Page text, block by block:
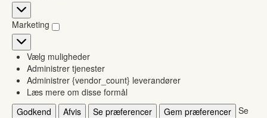
Statistikker
Marketing
Marketing
Vælg muligheder
Administrer tjenester
Administrer {vendor_count} leverandører
Læs mere om disse formål
Godkend
Afvis Se præferencer Gem præferencer Se